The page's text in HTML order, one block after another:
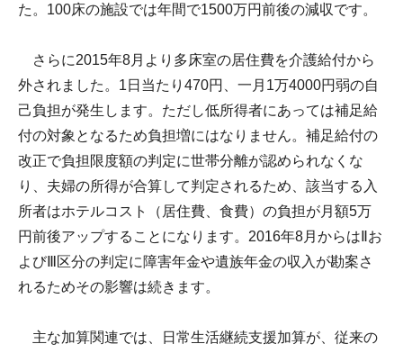
た。100床の施設では年間で1500万円前後の減収です。
さらに2015年8月より多床室の居住費を介護給付から
外されました。1日当たり470円、一月1万4000円弱の自
己負担が発生します。ただし低所得者にあっては補足給
付の対象となるため負担増にはなりません。補足給付の
改正で負担限度額の判定に世帯分離が認められなくな
り、夫婦の所得が合算して判定されるため、該当する入
所者はホテルコスト（居住費、食費）の負担が月額5万
円前後アップすることになります。2016年8月からはⅡお
よびⅢ区分の判定に障害年金や遺族年金の収入が勘案さ
れるためその影響は続きます。
主な加算関連では、日常生活継続支援加算が、従来の